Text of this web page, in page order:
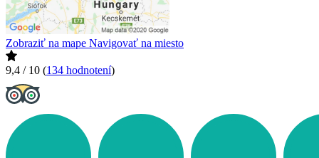
Zobraziť na mape Navigovať na miesto
9,4 / 10 (134 hodnotení)